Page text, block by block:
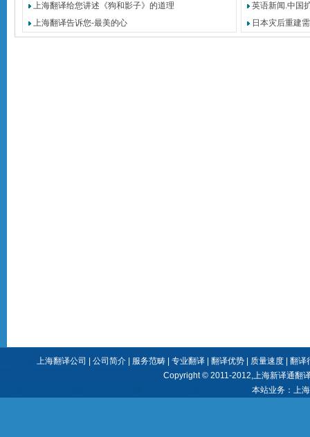
上海翻译给您讲述《狗和影子》的道理
上海翻译告诉您-最美的心
英语新闻.中国
日本灾后重建
上海翻译公司 公司简介 服务范畴 专业翻译 翻译优势 质量速度
翻译
Copyright © 2011-2012,上海新译通翻
本站业务： 上